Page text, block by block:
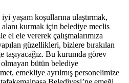
yaşam koşullarına ulaştırmak,
kurmak için belediye meclis
ele vererek çalışmalarımıza
güzellikleri, bizlere bırakılan
taşıyacağız. Bu kurumda görev
olmayan bütün belediye
emekliye ayrılmış personelimize